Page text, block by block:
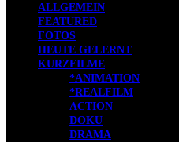
ALLGEMEIN
FEATURED
FOTOS
HEUTE GELERNT
KURZFILME
*ANIMATION
*REALFILM
ACTION
DOKU
DRAMA